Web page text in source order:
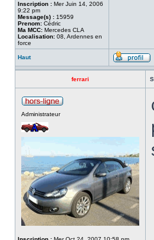
Inscription : Mer Juin 14, 2006
9:22 pm
Message(s) : 15959
Prenom: Cédric
Ma MCC: Mercedes CLA
Localisation: 08, Ardennes en
force
Haut
ferrari
Administrateur